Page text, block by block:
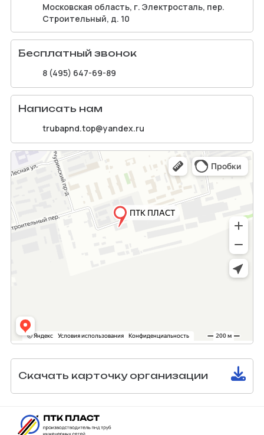
Московская область, г. Электросталь, пер.
Строительный, д. 10
Бесплатный звонок
8 (495) 647-69-89
Написать нам
trubapnd.top@yandex.ru
Скачать карточку организации